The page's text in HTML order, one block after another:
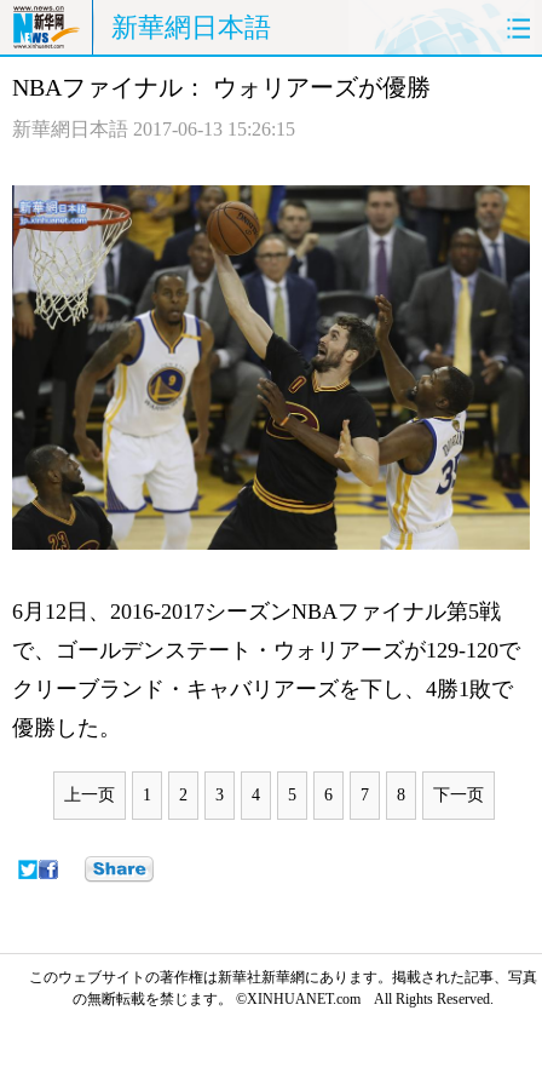
新華網日本語
ホームページ 政治 経済
観光 評論 写真
中日対訳
NBAファイナル： ウォリアーズが優勝
新華網日本語 2017-06-13 15:26:15
6月12日、2016-2017シーズンNBAファイナル第5戦
で、ゴールデンステート・ウォリアーズが129-120で
クリーブランド・キャバリアーズを下し、4勝1敗で
優勝した。
上一页 1 2 3 4 5 6 7 8 下一页
このウェブサイトの著作権は新華社新華網にあります。掲載された記事、写真
の無断転載を禁じます。 ©XINHUANET.com All Rights Reserved.